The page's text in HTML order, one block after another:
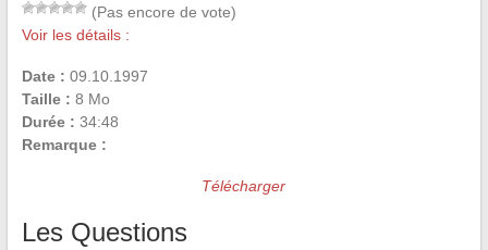
(Pas encore de vote)
Voir les détails :
Date : 09.10.1997
Taille : 8 Mo
Durée : 34:48
Remarque :
Télécharger
Les Questions